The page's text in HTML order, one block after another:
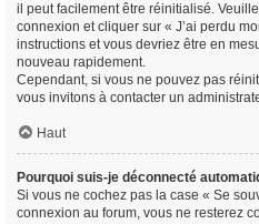
il peut facilement être réinitialisé.
connexion et cliquer sur « J’ai perdu
instructions et vous devriez être en
nouveau rapidement.
Cependant, si vous ne pouvez pas
vous invitons à contacter un
Haut
Pourquoi suis-je déconnecté
Si vous ne cochez pas la case « Se
connexion au forum, vous ne resterez